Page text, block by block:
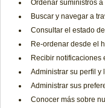
Preguntas
Contáctenos
Política de
Ordenar suministros
Buscar y navegar a
Consultar el estado
Re-ordenar desde el
Recibir notificaciones
Administrar su perfil y
Administrar sus
Conocer más sobre